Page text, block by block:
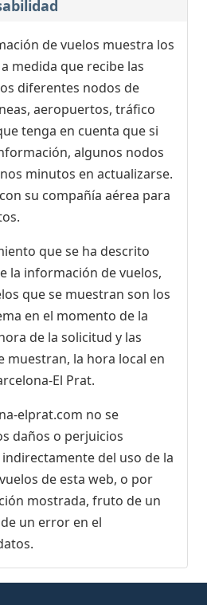
de vuelos muestra los
medida que recibe las
diferentes nodos de
aeropuertos, tráfico
tenga en cuenta que si
algunos nodos
minutos en actualizarse.
su compañía aérea para
que se ha descrito
la información de vuelos,
que se muestran son los
en el momento de la
de la solicitud y las
muestran, la hora local en
El Prat.
elprat.com no se
daños o perjuicios
del uso de la
de esta web, o por
mostrada, fruto de un
un error en el